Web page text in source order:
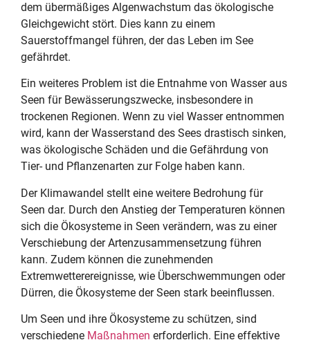
dem übermäßiges Algenwachstum das ökologische
Gleichgewicht stört. Dies kann zu einem
Sauerstoffmangel führen, der das Leben im See
gefährdet.
Ein weiteres Problem ist die Entnahme von Wasser aus
Seen für Bewässerungszwecke, insbesondere in
trockenen Regionen. Wenn zu viel Wasser entnommen
wird, kann der Wasserstand des Sees drastisch sinken,
was ökologische Schäden und die Gefährdung von
Tier- und Pflanzenarten zur Folge haben kann.
Der Klimawandel stellt eine weitere Bedrohung für
Seen dar. Durch den Anstieg der Temperaturen können
sich die Ökosysteme in Seen verändern, was zu einer
Verschiebung der Artenzusammensetzung führen
kann. Zudem können die zunehmenden
Extremwetterereignisse, wie Überschwemmungen oder
Dürren, die Ökosysteme der Seen stark beeinflussen.
Um Seen und ihre Ökosysteme zu schützen, sind
verschiedene Maßnahmen erforderlich. Eine effektive